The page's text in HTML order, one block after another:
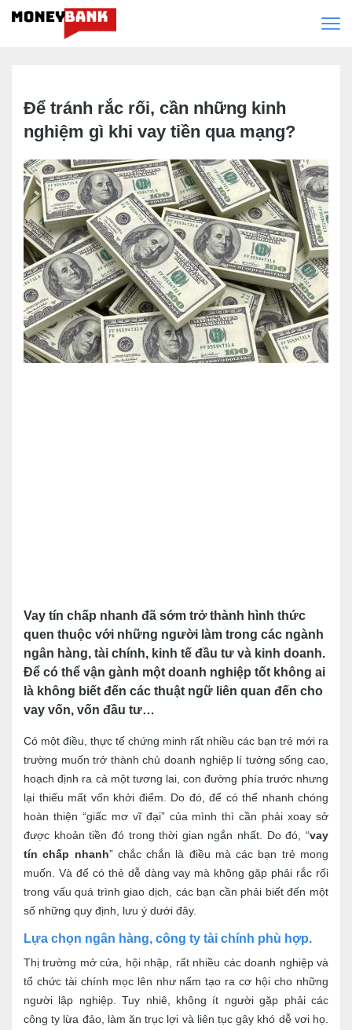
Để tránh rắc rối, cần những kinh
nghiệm gì khi vay tiền qua mạng?
Vay tín chấp nhanh đã sớm trở thành hình thức
quen thuộc với những người làm trong các ngành
ngân hàng, tài chính, kinh tế đầu tư và kinh doanh.
Để có thể vận gành một doanh nghiệp tốt không ai
là không biết đến các thuật ngữ liên quan đến cho
vay vốn, vốn đầu tư…
Có một điều, thực tế chứng minh rất nhiều các bạn trẻ mới ra
trường muốn trở thành chủ doanh nghiệp lí tưởng sống cao,
hoạch định ra cả một tương lai, con đường phía trước nhưng
lại thiếu mất vốn khởi điểm. Do đó, để có thể nhanh chóng
hoàn thiện “giấc mơ vĩ đại” của mình thì cần phải xoay sở
được khoản tiền đó trong thời gian ngắn nhất. Do đó, “vay
tín chấp nhanh” chắc chắn là điều mà các bạn trẻ mong
muốn. Và để có thẻ dễ dàng vay mà không gặp phải rắc rối
trong vấu quá trình giao dịch, các bạn cần phải biết đến một
số những quy định, lưu ý dưới đây.
Lựa chọn ngân hàng, công ty tài chính phù hợp.
Thị trường mở cửa, hội nhập, rất nhiều các doanh nghiệp và
tổ chức tài chính mọc lên như nấm tạo ra cơ hội cho những
người lập nghiệp. Tuy nhiê, không ít người gặp phải các
công ty lừa đảo, làm ăn trục lợi và liên tục gây khó dễ vơi họ.